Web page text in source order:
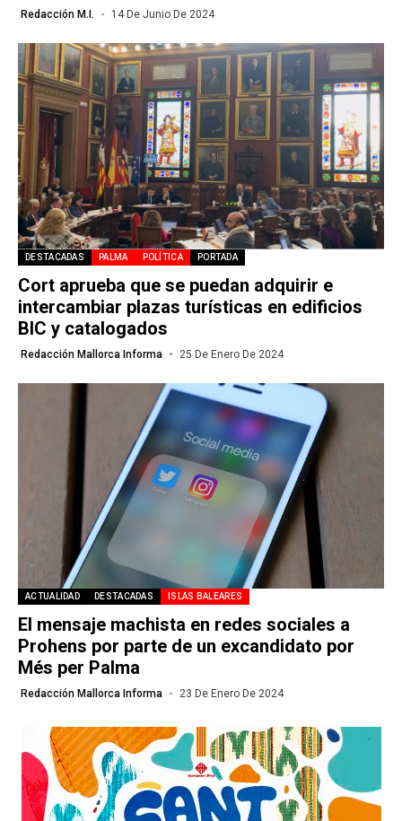
Redacción M.I. 14 De Junio De 2024
DESTACADAS PALMA POLÍTICA PORTADA
Cort aprueba que se puedan adquirir e
intercambiar plazas turísticas en edificios
BIC y catalogados
Redacción Mallorca Informa 25 De Enero De 2024
ACTUALIDAD DESTACADAS ISLAS BALEARES
El mensaje machista en redes sociales a
Prohens por parte de un excandidato por
Més per Palma
Redacción Mallorca Informa 23 De Enero De 2024